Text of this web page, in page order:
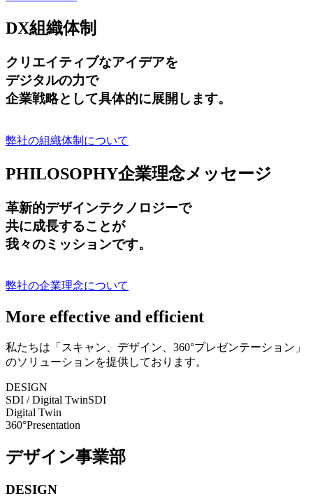
DX組織体制
クリエイティブなアイデアを
デジタルの力で
企業戦略として具体的に展開します。
弊社の組織体制について
PHILOSOPHY企業理念メッセージ
革新的デザインテクノロジーで
共に成長することが
我々のミッションです。
弊社の企業理念について
More effective and efficient
私たちは「スキャン、デザイン、360°プレゼンテーション」
のソリューションを提供しております。
DESIGN
SDI / Digital TwinSDI
Digital Twin
360°Presentation
デザイン事業部
DESIGN